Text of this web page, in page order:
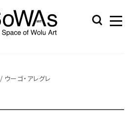
/ ウーゴ・アレグレ